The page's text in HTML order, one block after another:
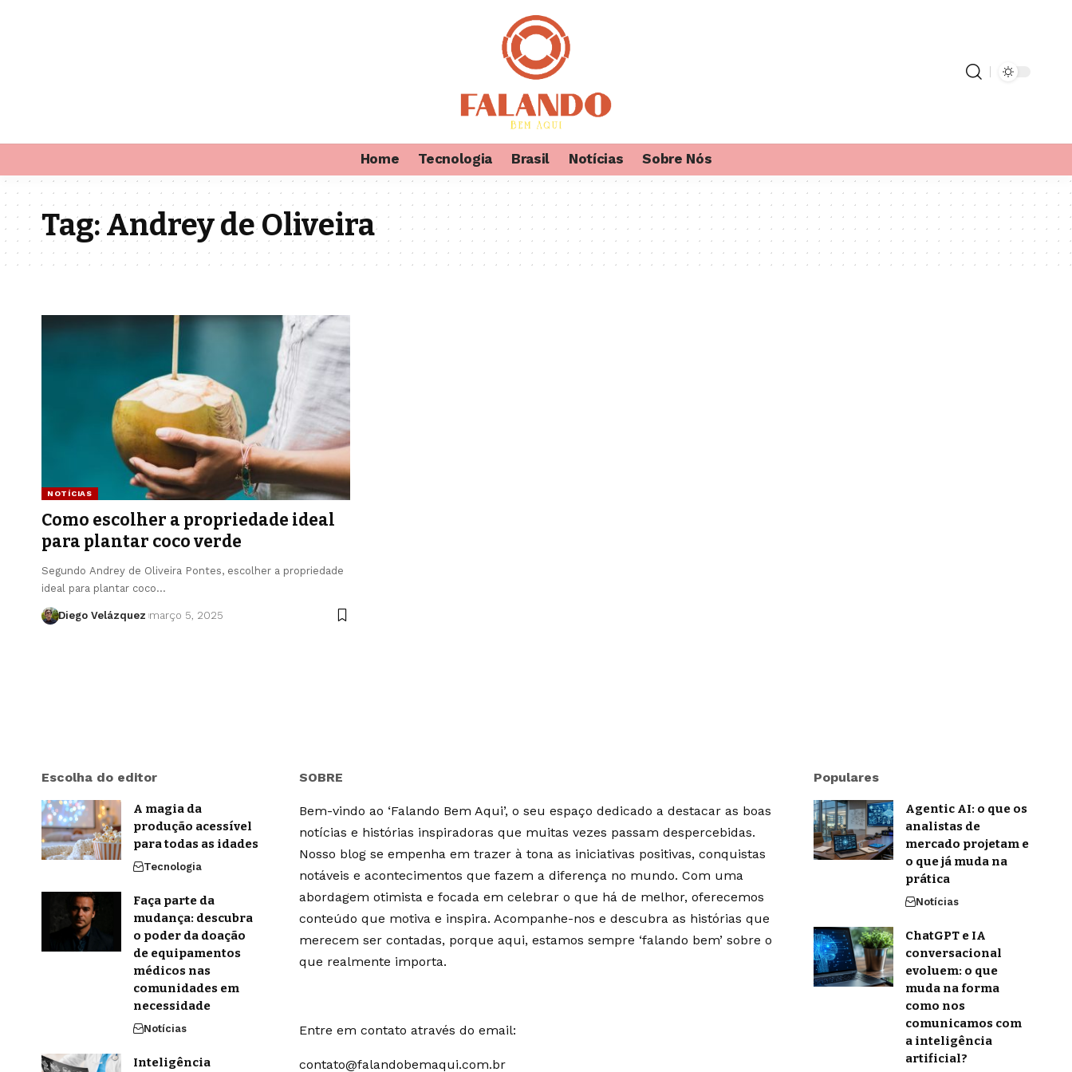
Home Tecnologia Brasil Notícias Sobre Nós
Tag:Andrey de Oliveira
NOTÍCIAS
Como escolher a propriedade ideal
para plantar coco verde
Segundo Andrey de Oliveira Pontes, escolher a propriedade
ideal para plantar coco…
Diego Velázquez março 5, 2025
Escolha do editor
A magia da
produção acessível
para todas as idades
Tecnologia
Faça parte da
mudança: descubra
o poder da doação
de equipamentos
médicos nas
comunidades em
necessidade
Notícias
Inteligência
SOBRE
Bem-vindo ao ‘Falando Bem Aqui’, o seu espaço dedicado a destacar as boas
notícias e histórias inspiradoras que muitas vezes passam despercebidas.
Nosso blog se empenha em trazer à tona as iniciativas positivas, conquistas
notáveis e acontecimentos que fazem a diferença no mundo. Com uma
abordagem otimista e focada em celebrar o que há de melhor, oferecemos
conteúdo que motiva e inspira. Acompanhe-nos e descubra as histórias que
merecem ser contadas, porque aqui, estamos sempre ‘falando bem’ sobre o
que realmente importa.
Entre em contato através do email:
contato@falandobemaqui.com.br
Populares
Agentic AI: o que os
analistas de
mercado projetam e
o que já muda na
prática
Notícias
ChatGPT e IA
conversacional
evoluem: o que
muda na forma
como nos
comunicamos com
a inteligência
artificial?